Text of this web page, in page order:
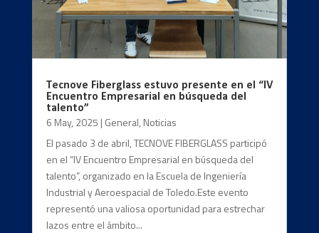
Tecnove Fiberglass estuvo presente en el “IV
Encuentro Empresarial en búsqueda del
talento”
6 May, 2025 | General, Noticias
El pasado 3 de abril, TECNOVE FIBERGLASS participó
en el “IV Encuentro Empresarial en búsqueda del
talento”, organizado en la Escuela de Ingeniería
Industrial y Aeroespacial de Toledo.Este evento
representó una valiosa oportunidad para estrechar
lazos entre el ámbito...